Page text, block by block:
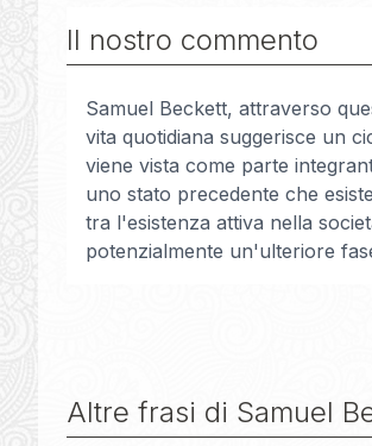
Il nostro commento
Samuel Beckett, attraverso
vita quotidiana suggerisce un
viene vista come parte
uno stato precedente che
tra l'esistenza attiva nella
potenzialmente un'ulteriore
Altre frasi di Samuel